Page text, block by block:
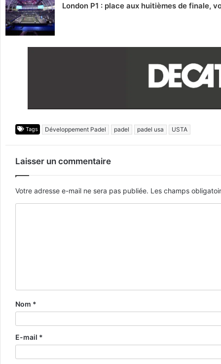
London P1 : place aux huitièmes de finale,
Tags Développement Padel padel padel usa USTA
Laisser un commentaire
Votre adresse e-mail ne sera pas publiée. Les champs
Nom *
E-mail *